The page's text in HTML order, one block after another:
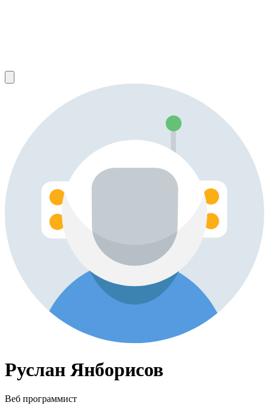
Руслан Янборисов
Веб программист